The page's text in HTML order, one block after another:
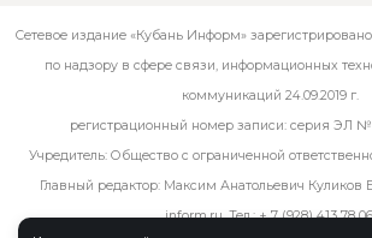
Сетевое издание «Кубань Информ»
по надзору в сфере связи, информационных
коммуникаций 24.09.2019 г.
регистрационный номер записи: серия ЭЛ
Учредитель: Общество с ограниченной
Главный редактор: Максим Анатольевич Куликов
inform.ru. Тел.:+ 7 (928) 413 78 06